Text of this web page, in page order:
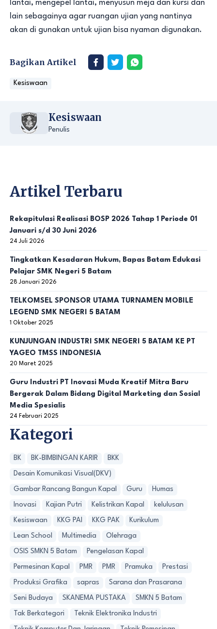
lantai, mengepel lantai, menyusun meja dan kursi dan
lain sebagainya agar ruangan ujian yang nantinya
akan di gunakan untuk ujian bisa nyaman digunakan.
Bagikan Artikel
Kesiswaan
Kesiswaan
Penulis
Artikel Terbaru
Rekapitulasi Realisasi BOSP 2026 Tahap 1 Periode 01
Januari s/d 30 Juni 2026
24 Juli 2026
Tingkatkan Kesadaran Hukum, Bapas Batam Edukasi
Pelajar SMK Negeri 5 Batam
28 Januari 2026
TELKOMSEL SPONSOR UTAMA TURNAMEN MOBILE
LEGEND SMK NEGERI 5 BATAM
1 Oktober 2025
KUNJUNGAN INDUSTRI SMK NEGERI 5 BATAM KE PT
YAGEO TMSS INDONESIA
20 Maret 2025
Guru Industri PT Inovasi Muda Kreatif Mitra Baru
Bergerak Dalam Bidang Digital Marketing dan Sosial
Media Spesialis
24 Februari 2025
Kategori
BK BK-BIMBINGAN KARIR BKK
Desain Komunikasi Visual(DKV)
Gambar Rancang Bangun Kapal Guru Humas
Inovasi Kajian Putri Kelistrikan Kapal kelulusan
Kesiswaan KKG PAI KKG PAK Kurikulum
Lean School Multimedia Olehraga
OSIS SMKN 5 Batam Pengelasan Kapal
Permesinan Kapal PMR PMR Pramuka Prestasi
Produksi Grafika sapras Sarana dan Prasarana
Seni Budaya SKANEMA PUSTAKA SMKN 5 Batam
Tak Berkategori Teknik Elektronika Industri